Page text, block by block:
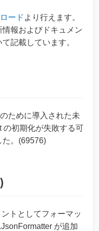
ード より行えます。
報およびドキュメン
記載しています。
ために導入された未
の初期化が失敗する可
た。(69576)
トとしてフォーマッ
が追加